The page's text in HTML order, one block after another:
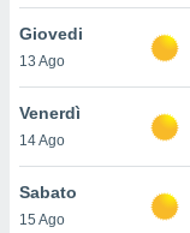
cookie
il tuo
in
Giovedi
13 Ago
Venerdì
14 Ago
Sabato
15 Ago